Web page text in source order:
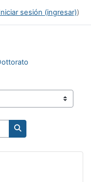
sesión (ingresar))
Buscar cursos